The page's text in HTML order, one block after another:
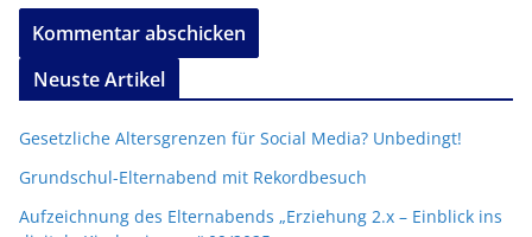
Neuste Artikel
Gesetzliche Altersgrenzen für Social Media? Unbedingt!
Grundschul-Elternabend mit Rekordbesuch
Aufzeichnung des Elternabends „Erziehung 2.x – Einblick ins